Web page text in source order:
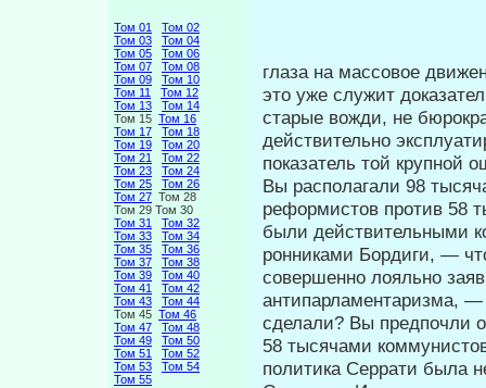
Том 01
Том 02
Том 03
Том 04
Том 05
Том 06
Том 07
Том 08
Том 09
Том 10
Том 11
Том 12
Том 13
Том 14
Том 15 Том 16
Том 17
Том 18
Том 19
Том 20
Том 21
Том 22
Том 23
Том 24
Том 25
Том 26
Том 27 Том 28
Том 29 Том 30
Том 31
Том 32
Том 33
Том 34
Том 35
Том 36
Том 37
Том 38
Том 39
Том 40
Том 41
Том 42
Том 43
Том 44
Том 45 Том 46
Том 47
Том 48
Том 49
Том 50
Том 51
Том 52
Том 53
Том 54
Том 55
глаза на массовое
это уже служит
старые вожди, не
действительно
показатель той крупной
Вы располагали 98
реформистов против 58
были действительными
ронниками Бордиги, —
совершенно лояльно
антипарламентаризма,
сделали? Вы предпочли
58 тысячами
политика Серрати была